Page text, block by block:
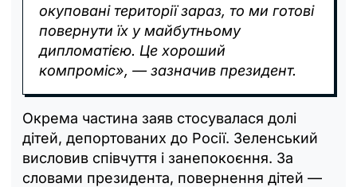
окуповані території зараз, то ми готові
повернути їх у майбутньому
дипломатією. Це хороший
компроміс», — зазначив президент.
Окрема частина заяв стосувалася долі
дітей, депортованих до Росії. Зеленський
висловив співчуття і занепокоєння. За
словами президента, повернення дітей —